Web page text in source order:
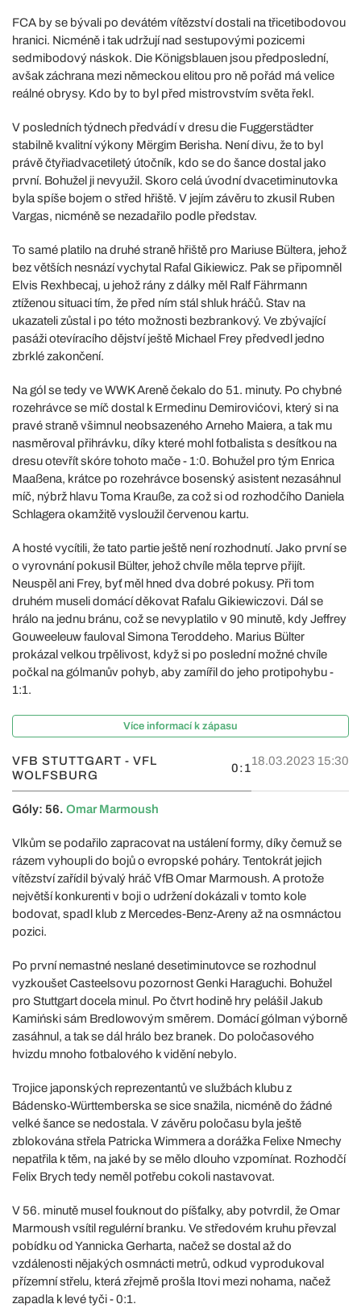
FCA by se bývali po devátém vítězství dostali na třicetibodovou
hranici. Nicméně i tak udržují nad sestupovými pozicemi
sedmibodový náskok. Die Königsblauen jsou předposlední,
avšak záchrana mezi německou elitou pro ně pořád má velice
reálné obrysy. Kdo by to byl před mistrovstvím světa řekl.
V posledních týdnech předvádí v dresu die Fuggerstädter
stabilně kvalitní výkony Mërgim Berisha. Není divu, že to byl
právě čtyřiadvacetiletý útočník, kdo se do šance dostal jako
první. Bohužel ji nevyužil. Skoro celá úvodní dvacetiminutovka
byla spíše bojem o střed hřiště. V jejím závěru to zkusil Ruben
Vargas, nicméně se nezadařilo podle představ.
To samé platilo na druhé straně hřiště pro Mariuse Bültera, jehož
bez větších nesnází vychytal Rafal Gikiewicz. Pak se připomněl
Elvis Rexhbecaj, u jehož rány z dálky měl Ralf Fährmann
ztíženou situaci tím, že před ním stál shluk hráčů. Stav na
ukazateli zůstal i po této možnosti bezbrankový. Ve zbývající
pasáži otevíracího dějství ještě Michael Frey předvedl jedno
zbrklé zakončení.
Na gól se tedy ve WWK Areně čekalo do 51. minuty. Po chybné
rozehrávce se míč dostal k Ermedinu Demirovićovi, který si na
pravé straně všimnul neobsazeného Arneho Maiera, a tak mu
nasměroval přihrávku, díky které mohl fotbalista s desítkou na
dresu otevřít skóre tohoto mače - 1:0. Bohužel pro tým Enrica
Maaßena, krátce po rozehrávce bosenský asistent nezasáhnul
míč, nýbrž hlavu Toma Krauße, za což si od rozhodčího Daniela
Schlagera okamžitě vysloužil červenou kartu.
A hosté vycítili, že tato partie ještě není rozhodnutí. Jako první se
o vyrovnání pokusil Bülter, jehož chvíle měla teprve přijít.
Neuspěl ani Frey, byť měl hned dva dobré pokusy. Při tom
druhém museli domácí děkovat Rafalu Gikiewiczovi. Dál se
hrálo na jednu bránu, což se nevyplatilo v 90 minutě, kdy Jeffrey
Gouweeleuw fauloval Simona Teroddeho. Marius Bülter
prokázal velkou trpělivost, když si po poslední možné chvíle
počkal na gólmanův pohyb, aby zamířil do jeho protipohybu -
1:1.
Více informací k zápasu
VFB STUTTGART - VFL
WOLFSBURG
0:1
18.03.2023 15:30
Góly: 56. Omar Marmoush
Vlkům se podařilo zapracovat na ustálení formy, díky čemuž se
rázem vyhoupli do bojů o evropské poháry. Tentokrát jejich
vítězství zařídil bývalý hráč VfB Omar Marmoush. A protože
největší konkurenti v boji o udržení dokázali v tomto kole
bodovat, spadl klub z Mercedes-Benz-Areny až na osmnáctou
pozici.
Po první nemastné neslané desetiminutovce se rozhodnul
vyzkoušet Casteelsovu pozornost Genki Haraguchi. Bohužel
pro Stuttgart docela minul. Po čtvrt hodině hry pelášil Jakub
Kamiński sám Bredlowovým směrem. Domácí gólman výborně
zasáhnul, a tak se dál hrálo bez branek. Do poločasového
hvizdu mnoho fotbalového k vidění nebylo.
Trojice japonských reprezentantů ve službách klubu z
Bádensko-Württemberska se sice snažila, nicméně do žádné
velké šance se nedostala. V závěru poločasu byla ještě
zblokována střela Patricka Wimmera a dorážka Felixe Nmechy
nepatřila k těm, na jaké by se mělo dlouho vzpomínat. Rozhodčí
Felix Brych tedy neměl potřebu cokoli nastavovat.
V 56. minutě musel fouknout do píšťalky, aby potvrdil, že Omar
Marmoush vsítil regulérní branku. Ve středovém kruhu převzal
pobídku od Yannicka Gerharta, načež se dostal až do
vzdálenosti nějakých osmnácti metrů, odkud vyprodukoval
přízemní střelu, která zřejmě prošla Itovi mezi nohama, načež
zapadla k levé tyči - 0:1.